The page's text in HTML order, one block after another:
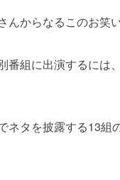
んからなるこのお笑
番組に出演するには
ネタを披露する13組